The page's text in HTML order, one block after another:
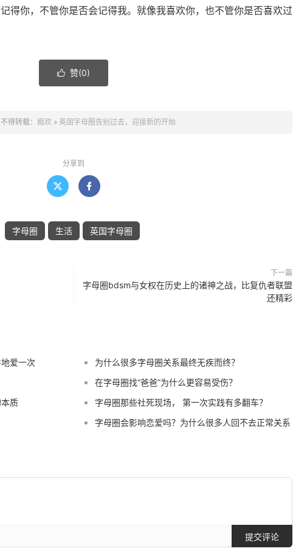
得你，不管你是否会记得我。就像我喜欢你，也不管你是否喜欢过
 赞(0)
得转载： 瘾欢 » 英国字母圈告别过去，迎接新的开始
分享到
 
字母圈 生活 英国字母圈
下一篇
字母圈bdsm与女权在历史上的诸神之战，比复仇者联盟
还精彩
爱一次
为什么很多字母圈关系最终无疾而终？
在字母圈找“爸爸”为什么更容易受伤？
质
字母圈那些社死现场， 第一次实践有多翻车？
字母圈会影响恋爱吗？为什么很多人回不去正常关系
提交评论